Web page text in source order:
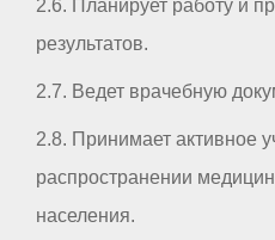
2.6. Планирует работу и
результатов.
2.7. Ведет врачебную
2.8. Принимает активное
распространении
населения.